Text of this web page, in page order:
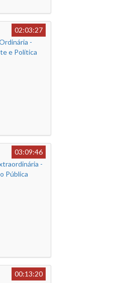
02:03:27
-
e Política
03:09:46
-
Pública
00:13:20